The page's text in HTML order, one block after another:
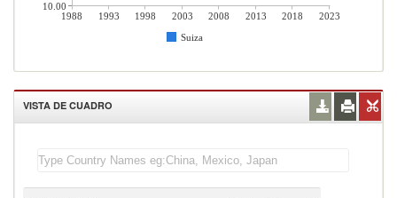
1988 1993 1998 2003 2008 2013 2018
2023
Suiza
10.00
VISTA DE CUADRO